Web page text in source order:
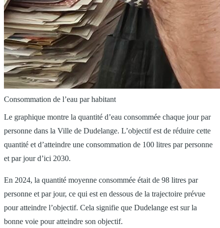
Consommation de l’eau par habitant
Le graphique montre la quantité d’eau consommée chaque jour par
personne dans la Ville de Dudelange. L’objectif est de réduire cette
quantité et d’atteindre une consommation de 100 litres par personne
et par jour d’ici 2030.
En 2024, la quantité moyenne consommée était de 98 litres par
personne et par jour, ce qui est en dessous de la trajectoire prévue
pour atteindre l’objectif. Cela signifie que Dudelange est sur la
bonne voie pour atteindre son objectif.